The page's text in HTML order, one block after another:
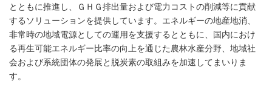
とともに推進し、ＧＨＧ排出量および電力コストの削減等に貢献
するソリューションを提供しています。エネルギーの地産地消、
非常時の地域電源としての運用を支援するとともに、国内におけ
る再生可能エネルギー比率の向上を通じた農林水産分野、地域社
会および系統団体の発展と脱炭素の取組みを加速してまいりま
す。